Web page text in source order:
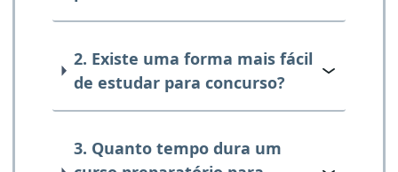
2. Existe uma forma mais fácil
de estudar para concurso?
3. Quanto tempo dura um